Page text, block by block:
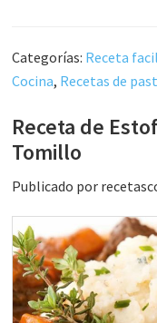
Categorías: Receta
Cocina, Recetas de
Receta de
Tomillo
Publicado por